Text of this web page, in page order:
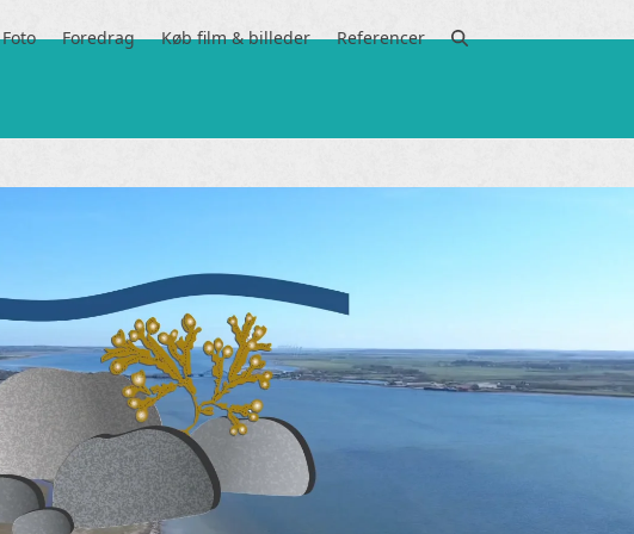
Foto Foredrag Køb film & billeder Referencer